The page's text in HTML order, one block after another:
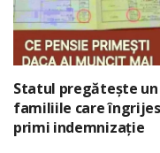
Statul pregătește
familiile care
primi indemnizație